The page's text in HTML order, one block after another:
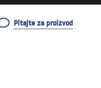
Pitajte za proizvod